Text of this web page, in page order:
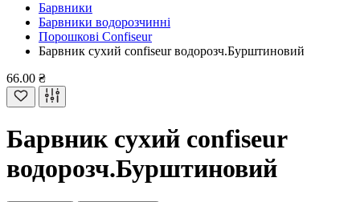
Барвники
Барвники водорозчинні
Порошкові Confiseur
Барвник сухий confiseur водорозч.Бурштиновий
66.00 ₴
Барвник сухий confiseur
водорозч.Бурштиновий